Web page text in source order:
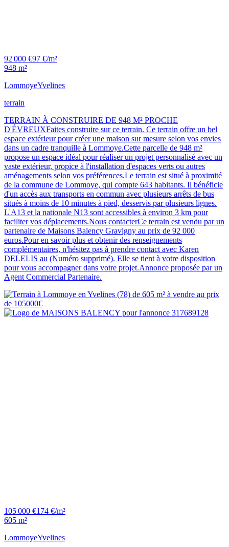
92 000 €97 €/m²
948 m²
LommoyeYvelines
terrain
TERRAIN À CONSTRUIRE DE 948 M² PROCHE
D'ÉVREUXFaites construire sur ce terrain. Ce terrain offre un bel
espace extérieur pour créer une maison sur mesure selon vos envies
dans un cadre tranquille à Lommoye.Cette parcelle de 948 m²
propose un espace idéal pour réaliser un projet personnalisé avec un
vaste extérieur, propice à l'installation d'espaces verts ou autres
aménagements selon vos préférences.Le terrain est situé à proximité
de la commune de Lommoye, qui compte 643 habitants. Il bénéficie
d'un accès aux transports en commun avec plusieurs arrêts de bus
situés à moins de 10 minutes à pied, desservis par plusieurs lignes.
L'A13 et la nationale N13 sont accessibles à environ 3 km pour
faciliter vos déplacements.Nous contacterCe terrain est vendu par un
partenaire de Maisons Balency Gravigny au prix de 92 000
euros.Pour en savoir plus et obtenir des renseignements
complémentaires, n'hésitez pas à prendre contact avec Karen
DELELIS au (Numéro supprimé). Elle se tient à votre disposition
pour vous accompagner dans votre projet.Annonce proposée par un
Agent Commercial Partenaire.
105 000 €174 €/m²
605 m²
LommoyeYvelines